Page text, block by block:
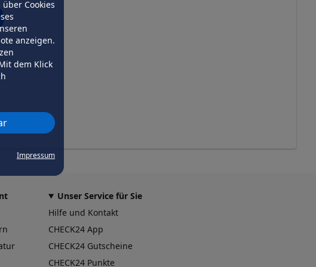
Cookies
anzeigen.
dem Klick
Impressum
Unser Service für Sie
Hilfe und Kontakt
CHECK24 App
CHECK24 Gutscheine
CHECK24 Punkte